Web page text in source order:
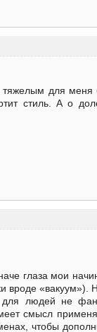
для
стиль. А о
глаза мои
вроде
людей не
смысл
чтобы